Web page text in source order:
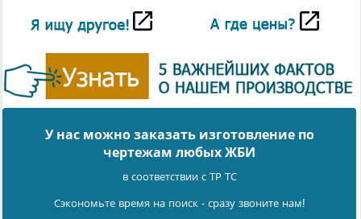
У нас можно заказать изготовление по
чертежам любых ЖБИ
в соответствии с ТР ТС
Сэкономьте время на поиск - сразу звоните нам!